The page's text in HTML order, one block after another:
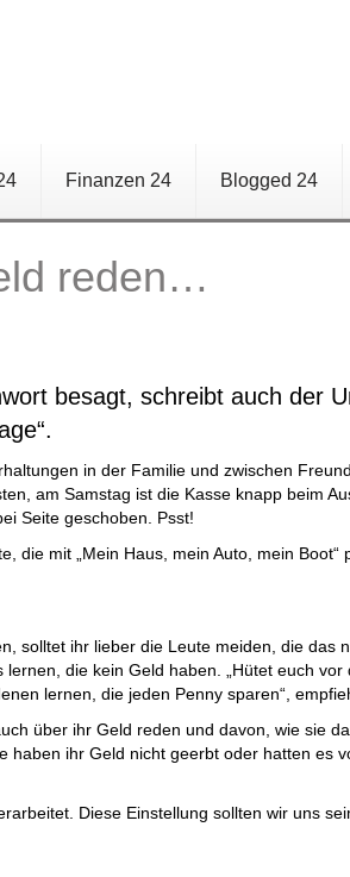
Finanzen 24 Blogged 24
reden…
besagt, schreibt auch der
in der Familie und zwischen
am Samstag ist die Kasse knapp beim
Seite geschoben. Psst!
mit „Mein Haus, mein Auto, mein
solltet ihr lieber die Leute meiden, die das
die kein Geld haben. „Hütet euch
lernen, die jeden Penny sparen“,
über ihr Geld reden und davon, wie sie
ihr Geld nicht geerbt oder hatten es
Diese Einstellung sollten wir uns